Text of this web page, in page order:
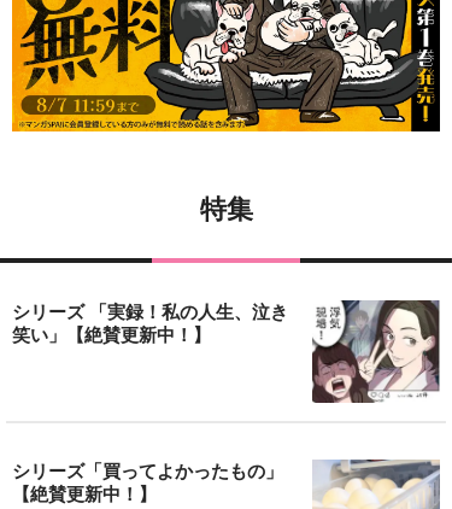
特集
シリーズ 「実録！私の人生、泣き
笑い」【絶賛更新中！】
シリーズ「買ってよかったもの」
【絶賛更新中！】